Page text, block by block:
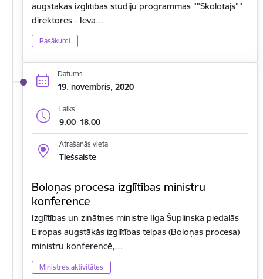
augstākās izglītības studiju programmas ""Skolotājs""
direktores - Ieva…
Pasākumi
Datums
19. novembris, 2020
Laiks
9.00–18.00
Atrašanās vieta
Tiešsaiste
Boloņas procesa izglītības ministru
konference
Izglītības un zinātnes ministre Ilga Šuplinska piedalās
Eiropas augstākās izglītības telpas (Boloņas procesa)
ministru konferencē,…
Ministres aktivitātes